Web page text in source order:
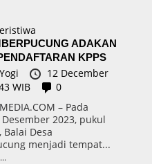
ADAKAN
KPPS
12 December
WIB
0
– Pada
Desember 2023, pukul
Balai Desa
menjadi tempat...